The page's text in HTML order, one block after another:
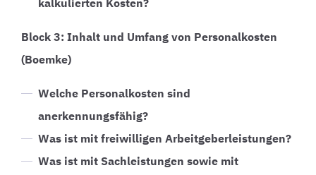
Block 3: Inhalt und Umfang von Personalkosten
(Boemke)
Welche Personalkosten sind
anerkennungsfähig?
Was ist mit freiwilligen Arbeitgeberleistungen?
Was ist mit Sachleistungen sowie mit